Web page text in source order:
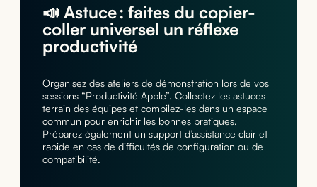
📣 Astuce : faites du copier-
coller universel un réflexe
productivité
Organisez des ateliers de démonstration lors de vos
sessions “Productivité Apple”. Collectez les astuces
terrain des équipes et compilez-les dans un espace
commun pour enrichir les bonnes pratiques.
Préparez également un support d’assistance clair et
rapide en cas de difficultés de configuration ou de
compatibilité.